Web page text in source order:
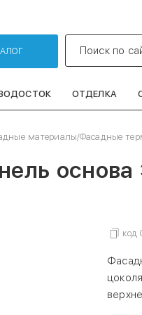
Поиск по
ОТДЕЛКА
материалы/Фасадные
код